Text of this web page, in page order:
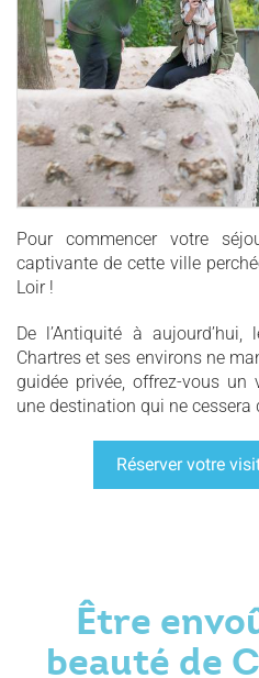
Pour commencer votre
captivante de cette ville
Loir !
De l’Antiquité à
Chartres et ses environs ne
guidée privée, offrez-vous
une destination qui ne cessera
Réserver votre
Être
beauté de